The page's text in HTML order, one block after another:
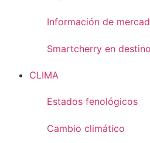
Información de
Smartcherry en destino
CLIMA
Estados fenológicos
Cambio climático